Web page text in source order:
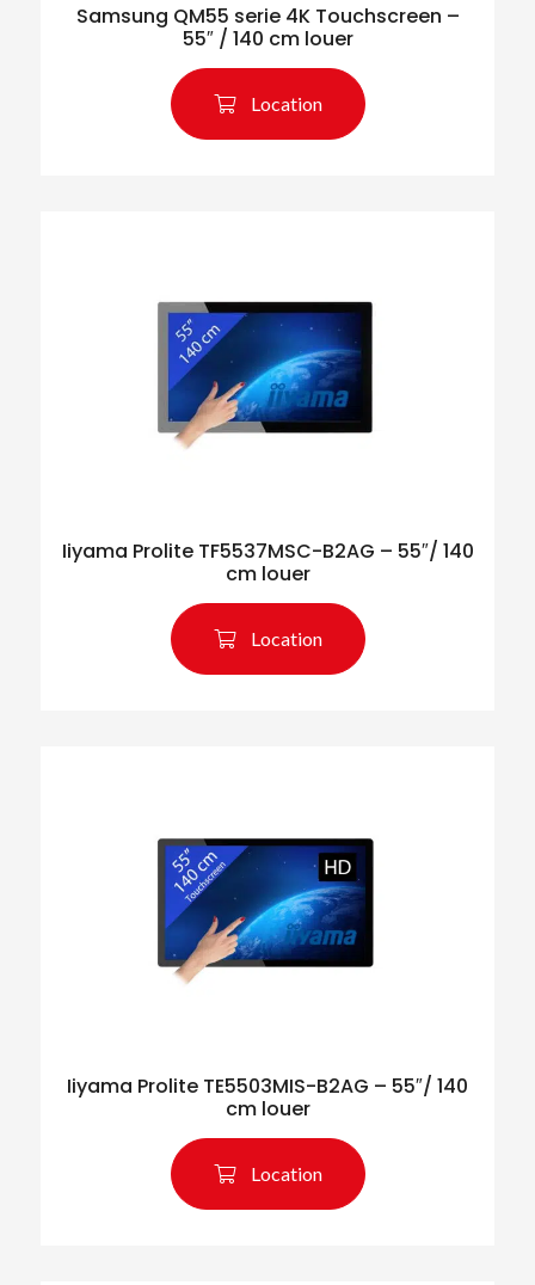
Samsung QM55 serie 4K Touchscreen –
55″ / 140 cm louer
Location
Iiyama Prolite TF5537MSC-B2AG – 55″/ 140
cm louer
Location
Iiyama Prolite TE5503MIS-B2AG – 55″/ 140
cm louer
Location